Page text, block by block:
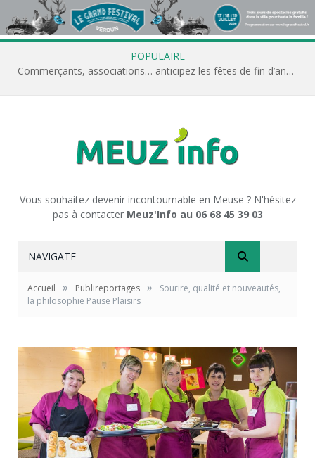
POPULAIRE
Commerçants, associations… anticipez les fêtes de fin d’année avec Meuz’Info
Vous souhaitez devenir incontournable en Meuse ? N'hésitez
pas à contacter Meuz'Info au 06 68 45 39 03
NAVIGATE
Accueil » Publireportages »
Sourire, qualité et nouveautés,
la philosophie Pause Plaisirs